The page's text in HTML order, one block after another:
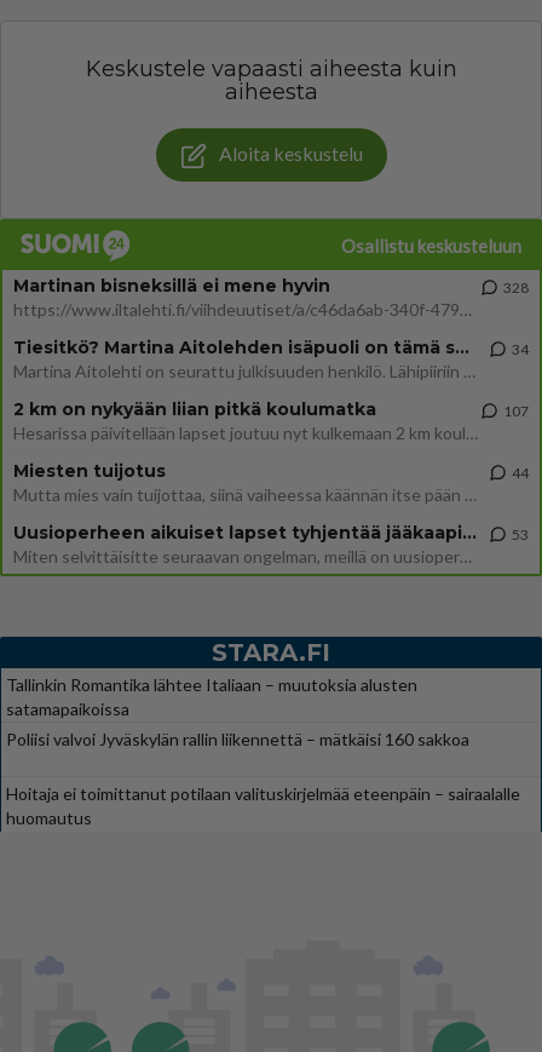
Keskustele vapaasti aiheesta kuin
aiheesta
Aloita keskustelu
Osallistu keskusteluun
Martinan bisneksillä ei mene hyvin
https://www.iltalehti.fi/viihdeuutiset/a/c46da6ab-340f-4790-aaa7-0865eed2336 Yrityksen konkurssihakemus on tullut kärä
328
Tiesitkö? Martina Aitolehden isäpuoli on tämä suosittu laulaja
Martina Aitolehti on seurattu julkisuuden henkilö. Lähipiiriin mahtuu muitakin tunnettuja henkilöitä. Tiesitkö, että Ma
34
2 km on nykyään liian pitkä koulumatka
Hesarissa päivitellään lapset joutuu nyt kulkemaan 2 km kouluun jösses. Ruostefillarilla tuo matka menee vaikka miten äk
107
Miesten tuijotus
Mutta mies vain tuijottaa, siinä vaiheessa käännän itse pään pois. Mikä juttu? Yleensä jos joku tuijottaa tai katsoo, hä
44
Uusioperheen aikuiset lapset tyhjentää jääkaapin käydessään
Miten selvittäisitte seuraavan ongelman, meillä on uusioperhe, minulla teini-ikäiset lapset ja puolisolla aikuiset, jotk
53
STARA.FI
Tallinkin Romantika lähtee Italiaan – muutoksia alusten
satamapaikoissa
Poliisi valvoi Jyväskylän rallin liikennettä – mätkäisi 160 sakkoa
Hoitaja ei toimittanut potilaan valituskirjelmää eteenpäin – sairaalalle
huomautus